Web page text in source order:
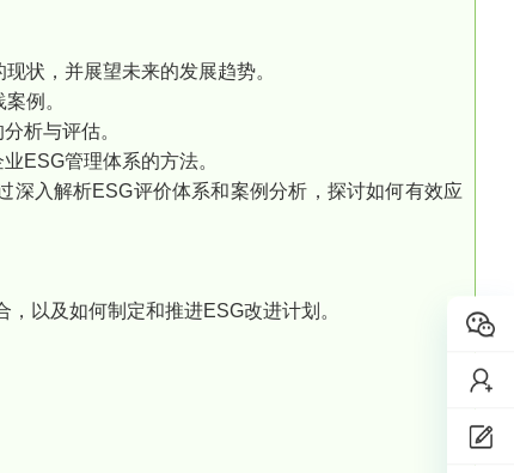
状，并展望未来的发展趋势。
例。
析与评估。
ESG管理体系的方法。
深入解析ESG评价体系和案例分析，探讨如何有效应
以及如何制定和推进ESG改进计划。